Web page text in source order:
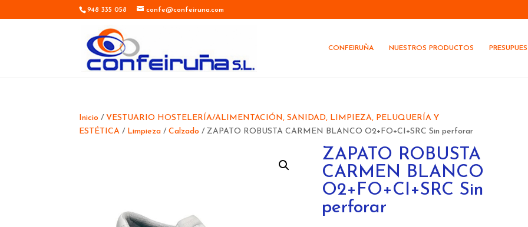
948 335 058 confe@confeiruna.com
CONFEIRUÑA NUESTROS PRODUCTOS
Inicio / VESTUARIO HOSTELERÍA/ALIMENTACIÓN, SANIDAD, LIMPIEZA, PELUQUERÍA Y
ESTÉTICA / Limpieza /Calzado / ZAPATO ROBUSTA CARMEN BLANCO O2+FO+CI+SRC Sin perforar
ZAPATO ROBUSTA
CARMEN BLANCO
O2+FO+CI+SRC Sin
perforar